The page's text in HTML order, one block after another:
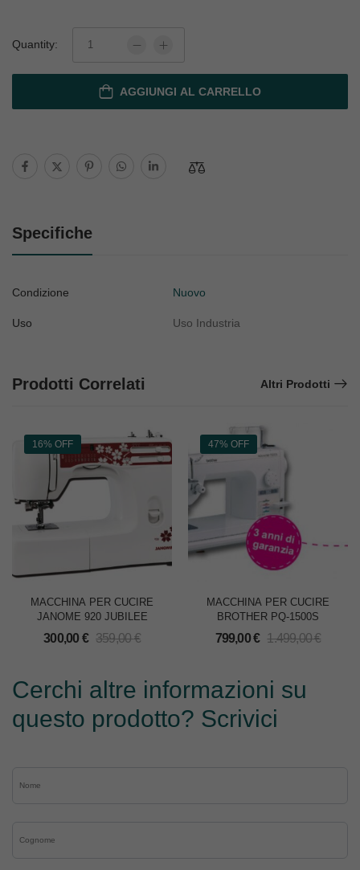
Quantity:
AGGIUNGI AL CARRELLO
Specifiche
Condizione Nuovo
Uso Uso Industria
Prodotti Correlati Altri Prodotti
16% OFF
MACCHINA PER CUCIRE
JANOME 920 JUBILEE
300,00 € 359,00€
47% OFF
MACCHINA PER CUCIRE
BROTHER PQ-1500S
799,00€ 1.499,00€
Cerchi altre informazioni su
questo prodotto? Scrivici